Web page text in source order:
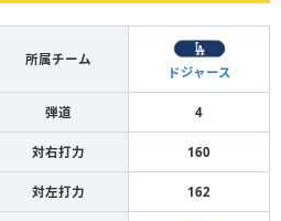
所属チーム
ドジャース
弾道 4
対右打力 160
対左打力 162